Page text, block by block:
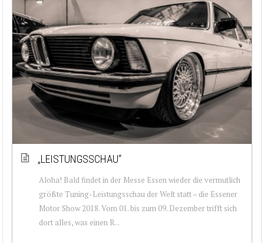
„LEISTUNGSSCHAU“
Aloha! Bald findet in der Messe Essen wieder die vermutlich
größte Tuning-Leistungsschau der Welt statt – die Essener
Motor Show 2018. Vom 01. bis zum 09. Dezember trifft sich
dort alles, was einen R...